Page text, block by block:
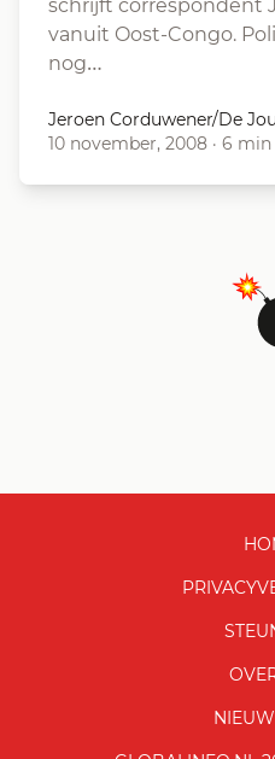
schrijft correspondent
vanuit Oost-Congo.
nog…
Jeroen Corduwener/De
10 november, 2008 · 6 min